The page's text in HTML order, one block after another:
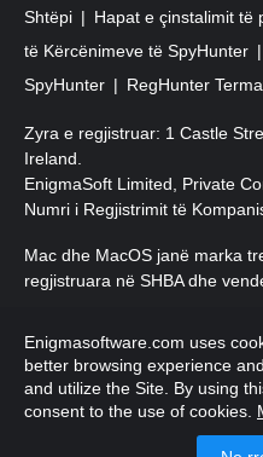
Shtëpi Hapat e çinstalimit të
të Kërcënimeve të SpyHunter
SpyHunter
RegHunter
Zyra e regjistruar: 1 Castle
Ireland.
EnigmaSoft Limited, Private
Numri i Regjistrimit të
Mac dhe MacOS janë marka
regjistruara në SHBA dhe
.
e rezervuara.
Enigmasoftware.com uses
better browsing experience
and utilize the Site. By using
consent to the use of cookies.